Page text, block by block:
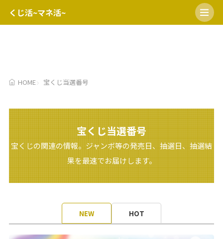
くじ活~マネ活~
HOME 宝くじ当選番号
宝くじ当選番号
宝くじの関連の情報。ジャンボ等の発売日、抽選日、抽選結
果を最速でお届けします。
NEW HOT